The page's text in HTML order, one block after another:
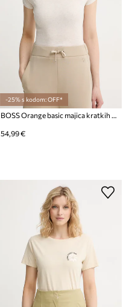
-25% s kodom: OFF*
BOSS Orange basic majica kratkih rukava ženska s pamukom C_Espia_1
54,99 €